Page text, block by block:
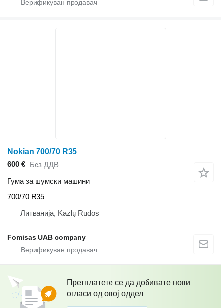
Nokian 700/70 R35
600 € Без ДДВ
Гума за шумски машини
700/70 R35
Литванија, Kazlų Rūdos
Fomisas UAB company
Претплатете се да добивате нови
огласи од овој оддел